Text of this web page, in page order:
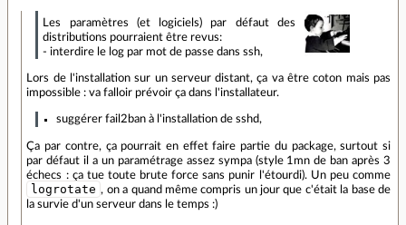
Les paramètres (et logiciels) par défaut des
distributions pourraient être revus:
- interdire le log par mot de passe dans ssh,
Lors de l'installation sur un serveur distant, ça va être coton mais pas
impossible : va falloir prévoir ça dans l'installateur.
suggérer fail2ban à l'installation de sshd,
Ça par contre, ça pourrait en effet faire partie du package, surtout si
par défaut il a un paramétrage assez sympa (style 1mn de ban après 3
échecs : ça tue toute brute force sans punir l'étourdi). Un peu comme
logrotate , on a quand même compris un jour que c'était la base de
la survie d'un serveur dans le temps :)